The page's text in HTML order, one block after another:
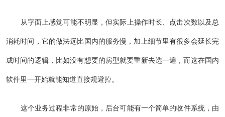
从字面上感觉可能不明显，但实际上操作时长、点击次数以及总
消耗时间，它的做法远比国内的服务慢，加上细节里有很多会延长完
成时间的逻辑，比如没有想要的房型就要重新去选一遍，而这在国内
软件里一开始就能知道直接规避掉。
这个业务过程非常的原始，后台可能有一个简单的收件系统，由